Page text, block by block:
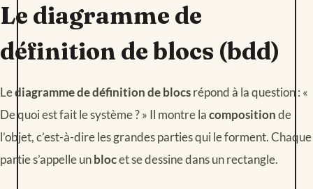
Le diagramme de
définition de blocs (bdd)
Lediagramme de définition de blocsrépond à la question : «
De quoi est fait le système ? » Il montre lacompositionde
l’objet, c’est-à-dire les grandes parties qui le forment. Chaque
partie s’appelle unblocet se dessine dans un rectangle.